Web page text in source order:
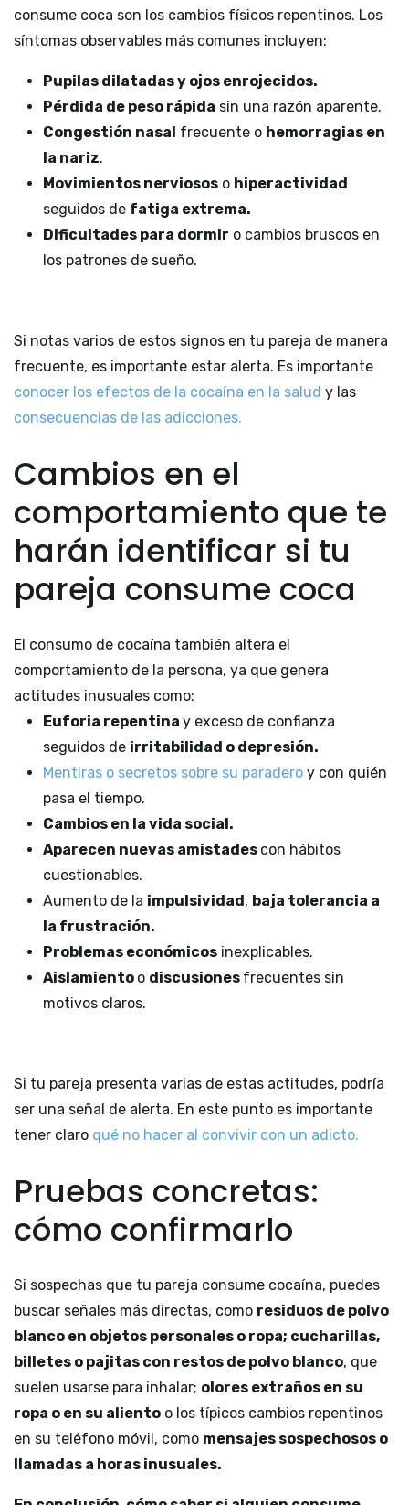
consume coca son los cambios físicos repentinos. Los
síntomas observables más comunes incluyen:
Pupilas dilatadas y ojos enrojecidos.
Pérdida de peso rápida sin una razón aparente.
Congestión nasal frecuente o hemorragias en
la nariz.
Movimientos nerviosos o hiperactividad
seguidos de fatiga extrema.
Dificultades para dormir o cambios bruscos en
los patrones de sueño.
Si notas varios de estos signos en tu pareja de manera
frecuente, es importante estar alerta. Es importante
conocer los efectos de la cocaína en la salud y las
consecuencias de las adicciones.
Cambios en el
comportamiento que te
harán identificar si tu
pareja consume coca
El consumo de cocaína también altera el
comportamiento de la persona, ya que genera
actitudes inusuales como:
Euforia repentina y exceso de confianza
seguidos de irritabilidad o depresión.
Mentiras o secretos sobre su paradero y con quién
pasa el tiempo.
Cambios en la vida social.
Aparecen nuevas amistades con hábitos
cuestionables.
Aumento de la impulsividad, baja tolerancia a
la frustración.
Problemas económicos inexplicables.
Aislamiento o discusiones frecuentes sin
motivos claros.
Si tu pareja presenta varias de estas actitudes, podría
ser una señal de alerta. En este punto es importante
tener claro qué no hacer al convivir con un adicto.
Pruebas concretas:
cómo confirmarlo
Si sospechas que tu pareja consume cocaína, puedes
buscar señales más directas, como residuos de polvo
blanco en objetos personales o ropa; cucharillas,
billetes o pajitas con restos de polvo blanco, que
suelen usarse para inhalar; olores extraños en su
ropa o en su aliento o los típicos cambios repentinos
en su teléfono móvil, como mensajes sospechosos o
llamadas a horas inusuales.